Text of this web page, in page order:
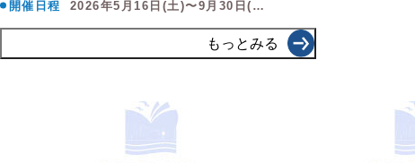
開催日程
2026年5月16日(土)〜9月30日(…
もっとみる